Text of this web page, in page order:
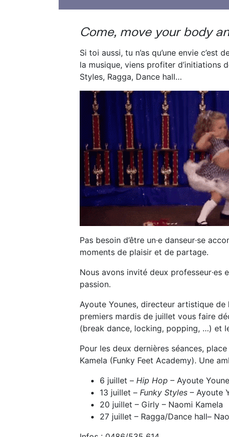
Come, move your body
Si toi aussi, tu n’as qu’une envie c’est
la musique, viens profiter d’initiations
Styles, Ragga, Dance hall…
Pas besoin d’être un∙e danseur∙se
moments de plaisir et de partage.
Nous avons invité deux professeur∙es
passion.
Ayoute Younes, directeur artistique de
premiers mardis de juillet vous faire
(break dance, locking, popping, …) et
Pour les deux dernières séances,
Kamela (Funky Feet Academy). Une
6 juillet – Hip Hop – Ayoute
13 juillet – Funky Styles – Ayoute
20 juillet – Girly – Naomi Kamela
27 juillet – Ragga/Dance hall–